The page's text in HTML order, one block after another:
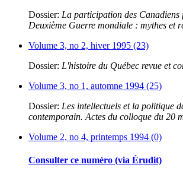
Dossier: La participation des Canadiens
Deuxième Guerre mondiale : mythes et
Volume 3, no 2, hiver 1995 (23)
Dossier: L'histoire du Québec revue et
Volume 3, no 1, automne 1994 (25)
Dossier: Les intellectuels et la politique
contemporain. Actes du colloque du 20
Volume 2, no 4, printemps 1994 (0)
Consulter ce numéro (via Érudit)